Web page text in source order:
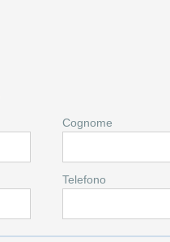
Cognome
Telefono